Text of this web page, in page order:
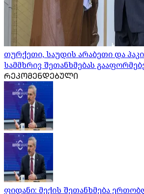
თურქეთი, საუდის არაბეთი და
სამმხრივ შეთანხმებას
ᲠᲔᲙᲝᲛᲔᲜᲓᲔᲑᲣᲚᲘ
ფიდანი: მექის შეთანხმება